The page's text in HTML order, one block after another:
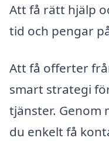
Att få rätt hjälp
tid och pengar
Att få offerter
smart strategi
tjänster. Genom
du enkelt få